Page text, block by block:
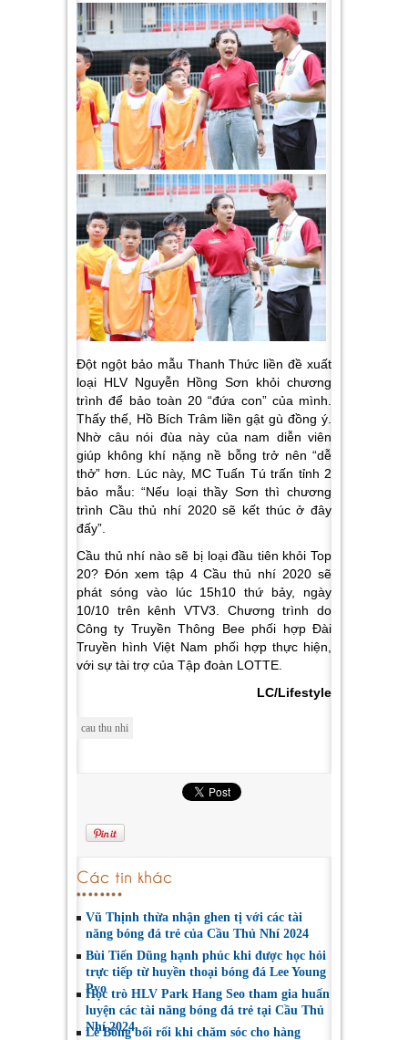
Đột ngột bảo mẫu Thanh Thức liền đề xuất
loại HLV Nguyễn Hồng Sơn khỏi chương
trình để bảo toàn 20 “đứa con” của mình.
Thấy thế, Hồ Bích Trâm liền gật gù đồng ý.
Nhờ câu nói đùa này của nam diễn viên
giúp không khí nặng nề bỗng trở nên “dễ
thở” hơn. Lúc này, MC Tuấn Tú trấn tỉnh 2
bảo mẫu: “Nếu loại thầy Sơn thì chương
trình Cầu thủ nhí 2020 sẽ kết thúc ở đây
đấy”.
Cầu thủ nhí nào sẽ bị loại đầu tiên khỏi Top
20? Đón xem tập 4 Cầu thủ nhí 2020 sẽ
phát sóng vào lúc 15h10 thứ bảy, ngày
10/10 trên kênh VTV3. Chương trình do
Công ty Truyền Thông Bee phối hợp Đài
Truyền hình Việt Nam phối hợp thực hiện,
với sự tài trợ của Tập đoàn LOTTE.
LC/Lifestyle
cau thu nhi
Các tin khác
Vũ Thịnh thừa nhận ghen tị với các tài
năng bóng đá trẻ của Cầu Thủ Nhí 2024
Bùi Tiến Dũng hạnh phúc khi được học hỏi
trực tiếp từ huyền thoại bóng đá Lee Young
Pyo
Học trò HLV Park Hang Seo tham gia huấn
luyện các tài năng bóng đá trẻ tại Cầu Thủ
Nhí 2024
Lê Bống bối rối khi chăm sóc cho hàng